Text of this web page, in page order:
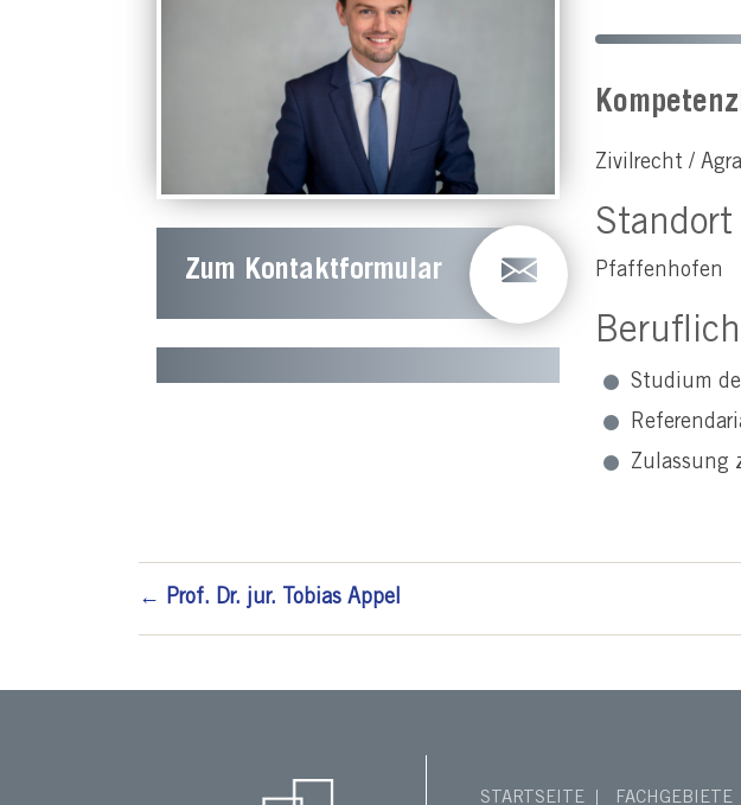
Zum Kontaktformular
Zivilrecht /
Standort
Pfaffenhofen
Studium
Zulassung
← Prof. Dr. jur. Tobias Appel
STARTSEITE FACHGEBIETE